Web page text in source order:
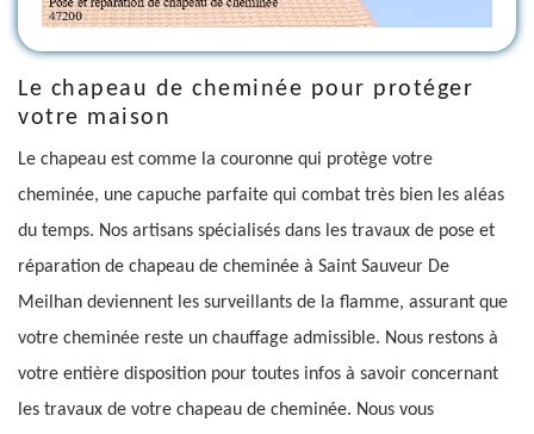
Le chapeau de cheminée pour protéger
votre maison
Le chapeau est comme la couronne qui protège votre
cheminée, une capuche parfaite qui combat très bien les aléas
du temps. Nos artisans spécialisés dans les travaux de pose et
réparation de chapeau de cheminée à Saint Sauveur De
Meilhan deviennent les surveillants de la flamme, assurant que
votre cheminée reste un chauffage admissible. Nous restons à
votre entière disposition pour toutes infos à savoir concernant
les travaux de votre chapeau de cheminée. Nous vous